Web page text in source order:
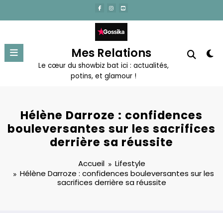
contenu
Mes Relations
Le cœur du showbiz bat ici : actualités,
potins, et glamour !
Hélène Darroze : confidences
bouleversantes sur les sacrifices
derrière sa réussite
Accueil
Lifestyle
Hélène Darroze : confidences bouleversantes sur les
sacrifices derrière sa réussite